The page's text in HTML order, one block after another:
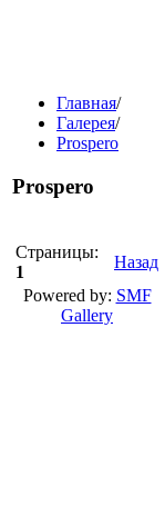
Главная/
Галерея/
Prospero
Prospero
Страницы:
1
Назад
Powered by: SMF
Gallery